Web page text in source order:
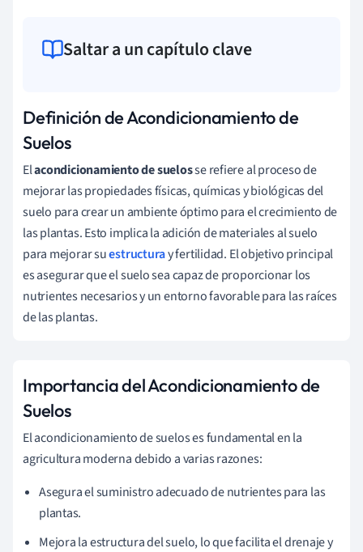
Saltar a un capítulo clave
Definición de Acondicionamiento de
Suelos
Elacondicionamiento de suelosse refiere al proceso de
mejorar las propiedades físicas, químicas y biológicas del
suelo para crear un ambiente óptimo para el crecimiento de
las plantas. Esto implica la adición de materiales al suelo
para mejorar suestructuray fertilidad. El objetivo principal
es asegurar que el suelo sea capaz de proporcionar los
nutrientes necesarios y un entorno favorable para las raíces
de las plantas.
Importancia del Acondicionamiento de
Suelos
El acondicionamiento de suelos es fundamental en la
agricultura moderna debido a varias razones:
Asegura el suministro adecuado de nutrientes para las
plantas.
Mejora la estructura del suelo, lo que facilita el drenaje y